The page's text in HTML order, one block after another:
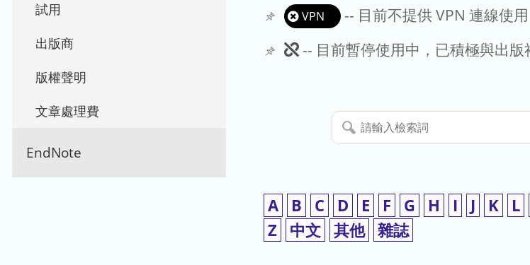
試用
出版商
版權聲明
文章處理費
EndNote
VPN
-- 目前不提供 VPN 連線使用
此
使
用
-- 目前暫停使用中，已積極與出
請
輸
索
詞
A B C D E F G H I J K L
Z
中文 其他 雜誌